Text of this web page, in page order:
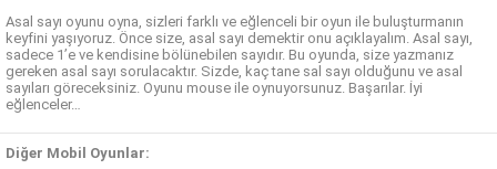
Asal sayı oyunu oyna, sizleri farklı ve eğlenceli bir oyun ile buluşturmanın
keyfini yaşıyoruz. Önce size, asal sayı demektir onu açıklayalım. Asal sayı,
sadece 1’e ve kendisine bölünebilen sayıdır. Bu oyunda, size yazmanız
gereken asal sayı sorulacaktır. Sizde, kaç tane sal sayı olduğunu ve asal
sayıları göreceksiniz. Oyunu mouse ile oynuyorsunuz. Başarılar. İyi
eğlenceler…
Diğer Mobil Oyunlar: